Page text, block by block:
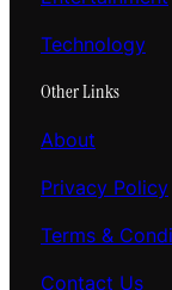
Technology
Other Links
About
Privacy Policy
Terms &
Contact Us